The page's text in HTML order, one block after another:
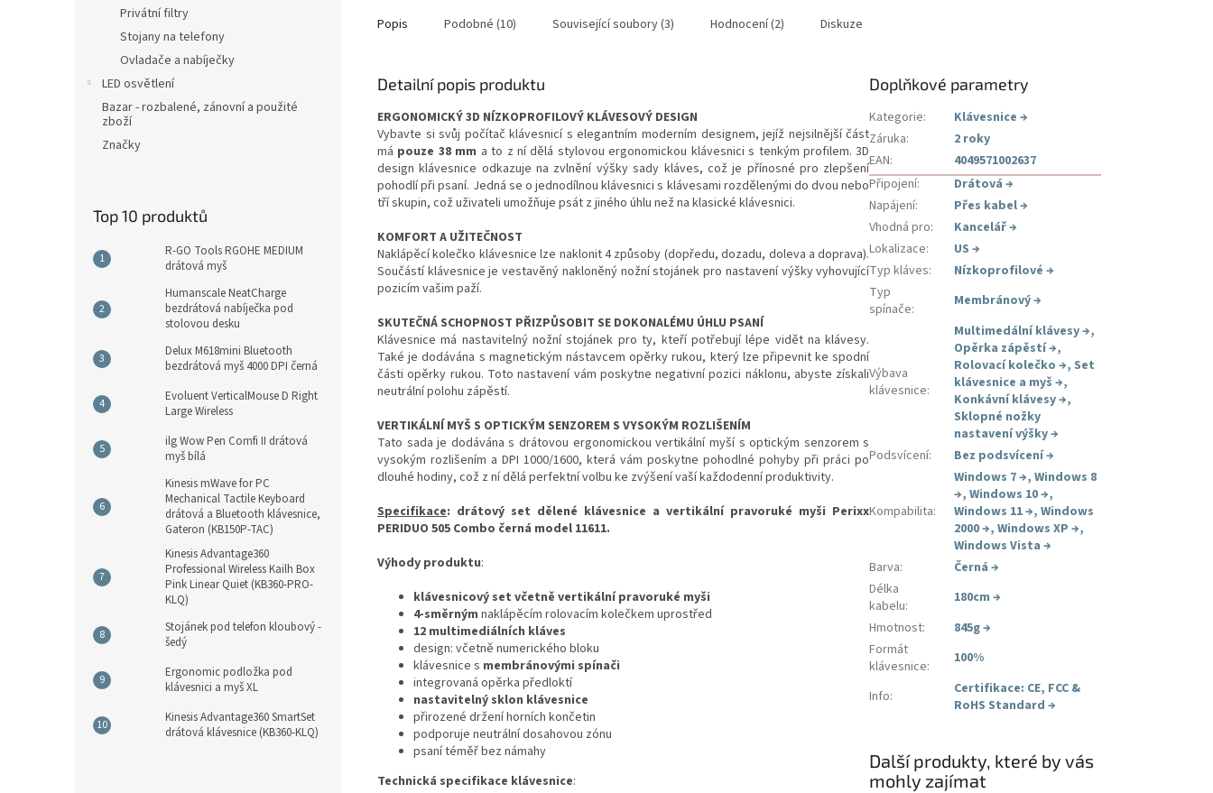
Privátní filtry
Stojany na telefony
Ovladače a nabíječky
LED osvětlení
Bazar - rozbalené, zánovní a použité
zboží
Značky
Top 10 produktů
R-GO Tools RGOHE MEDIUM
drátová myš
Humanscale NeatCharge
bezdrátová nabíječka pod
stolovou desku
Delux M618mini Bluetooth
bezdrátová myš 4000 DPI černá
Evoluent VerticalMouse D Right
Large Wireless
ilg Wow Pen Comfi II drátová
myš bílá
Kinesis mWave for PC
Mechanical Tactile Keyboard
drátová a Bluetooth klávesnice,
Gateron (KB150P-TAC)
Kinesis Advantage360
Professional Wireless Kailh Box
Pink Linear Quiet (KB360-PRO-
KLQ)
Stojánek pod telefon kloubový -
šedý
Ergonomic podložka pod
klávesnici a myš XL
Kinesis Advantage360 SmartSet
drátová klávesnice (KB360-KLQ)
Popis Podobné (10) Související soubory (3) Hodnocení (2) Diskuze
Detailní popis produktu
ERGONOMICKÝ 3D NÍZKOPROFILOVÝ KLÁVESOVÝ DESIGN
Vybavte si svůj počítač klávesnicí s elegantním moderním designem, jejíž nejsilnější část
má pouze 38 mm a to z ní dělá stylovou ergonomickou klávesnici s tenkým profilem. 3D
design klávesnice odkazuje na zvlnění výšky sady kláves, což je přínosné pro zlepšení
pohodlí při psaní. Jedná se o jednodílnou klávesnici s klávesami rozdělenými do dvou nebo
tří skupin, což uživateli umožňuje psát z jiného úhlu než na klasické klávesnici.
KOMFORT A UŽITEČNOST
Naklápěcí kolečko klávesnice lze naklonit 4 způsoby (dopředu, dozadu, doleva a doprava).
Součástí klávesnice je vestavěný nakloněný nožní stojánek pro nastavení výšky vyhovující
pozicím vašim paží.
SKUTEČNÁ SCHOPNOST PŘIZPŮSOBIT SE DOKONALÉMU ÚHLU PSANÍ
Klávesnice má nastavitelný nožní stojánek pro ty, kteří potřebují lépe vidět na klávesy.
Také je dodávána s magnetickým nástavcem opěrky rukou, který lze připevnit ke spodní
části opěrky rukou. Toto nastavení vám poskytne negativní pozici náklonu, abyste získali
neutrální polohu zápěstí.
VERTIKÁLNÍ MYŠ S OPTICKÝM SENZOREM S VYSOKÝM ROZLIŠENÍM
Tato sada je dodávána s drátovou ergonomickou vertikální myší s optickým senzorem s
vysokým rozlišením a DPI 1000/1600, která vám poskytne pohodlné pohyby při práci po
dlouhé hodiny, což z ní dělá perfektní volbu ke zvýšení vaší každodenní produktivity.
Specifikace: drátový set dělené klávesnice a vertikální pravoruké myši Perixx
PERIDUO 505 Combo černá model 11611.
Výhody produktu:
klávesnicový set včetně vertikální pravoruké myši
4-směrným naklápěcím rolovacím kolečkem uprostřed
12 multimediálních kláves
design: včetně numerického bloku
klávesnice s membránovými spínači
integrovaná opěrka předloktí
nastavitelný sklon klávesnice
přirozené držení horních končetin
podporuje neutrální dosahovou zónu
psaní téměř bez námahy
Technická specifikace klávesnice:
Doplňkové parametry
Kategorie: Klávesnice →
Záruka:
2 roky
EAN:
4049571002637
Připojení: Drátová →
Napájení: Přes kabel→
Vhodná pro: Kancelář→
Lokalizace: US →
Typ kláves: Nízkoprofilové →
Typ
spínače: Membránový→
Výbava
klávesnice:
Multimedální klávesy→,
Opěrka zápěstí→,
Rolovací kolečko →, Set
klávesnice a myš →,
Konkávní klávesy→,
Sklopné nožky
nastavení výšky→
Podsvícení: Bez podsvícení→
Kompabilita:
Windows 7→,Windows 8
→,Windows 10→,
Windows 11→,Windows
2000→,Windows XP →,
Windows Vista →
Barva: Černá →
Délka
kabelu: 180cm →
Hmotnost: 845g→
Formát
klávesnice: 100%
Info:
Certifikace: CE, FCC &
RoHS Standard →
Další produkty, které by vás
mohly zajímat